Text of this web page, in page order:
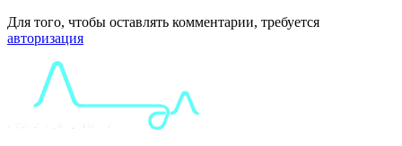
Для того, чтобы оставлять комментарии, требуется
авторизация